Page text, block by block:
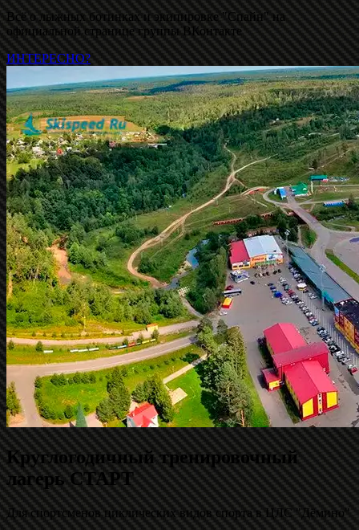
Всё о лыжных ботинках и экипировке "Спайн" на
официальной странице группы ВКонтакте
ИНТЕРЕСНО?
Круглогодичный тренировочный
лагерь СТАРТ
Для спортсменов циклических видов спорта в ЦЛС "Дёмино"